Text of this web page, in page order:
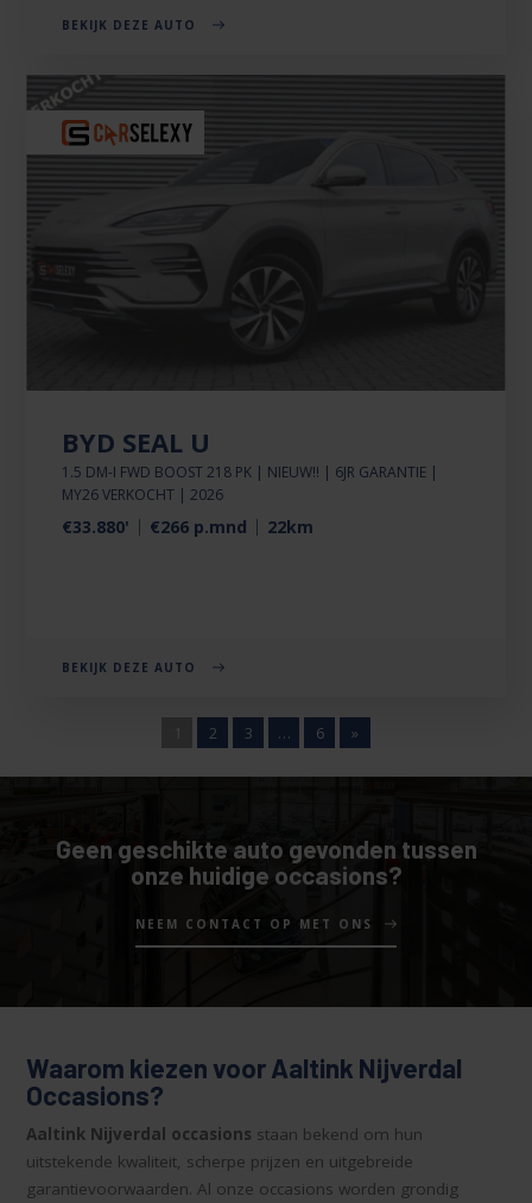
BEKIJK DEZE AUTO
BYD SEAL U
1.5 DM-I FWD BOOST 218 PK | NIEUW!! | 6JR GARANTIE |
MY26 VERKOCHT | 2026
€33.880' €266 p.mnd 22km
BEKIJK DEZE AUTO
2 3 … 6 »
Geen geschikte auto gevonden tussen
onze huidige occasions?
NEEM CONTACT OP MET ONS
Waarom kiezen voor Aaltink Nijverdal
Occasions?
Aaltink Nijverdal occasions staan bekend om hun
uitstekende kwaliteit, scherpe prijzen en uitgebreide
garantievoorwaarden. Al onze occasions worden grondig